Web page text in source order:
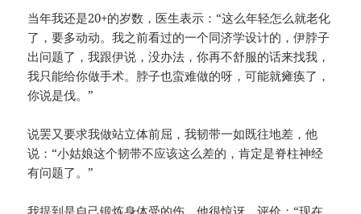
当年我还是20+的岁数，医生表示：“这么年轻怎么就老化
了，要多动动。我之前看过的一个同济学设计的，伊脖子
出问题了，我跟伊说，没办法，你再不舒服的话来找我，
我只能给你做手术。脖子也蛮难做的呀，可能就瘫痪了，
你说是伐。”
说罢又要求我做站立体前屈，我韧带一如既往地差，他
说：“小姑娘这个韧带不应该这么差的，肯定是脊柱神经
有问题了。”
我提到是自己锻炼身体受的伤，他很惊讶，评价：“现在